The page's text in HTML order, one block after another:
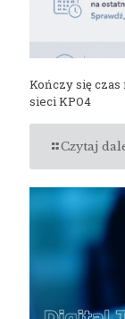
Kończy się czas
sieci KPO4
Czytaj